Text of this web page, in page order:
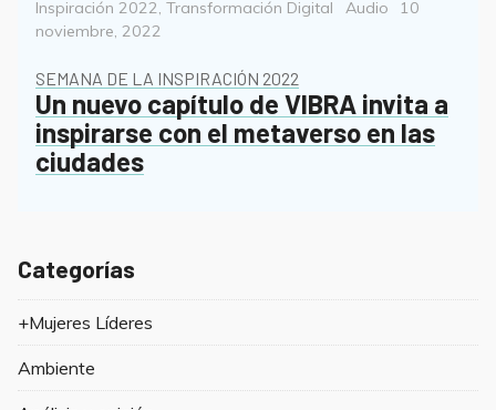
Categorías
Inspiración 2022, Transformación Digital Format
Audio
Posted
10
noviembre, 2022
SEMANA DE LA INSPIRACIÓN 2022
Un nuevo capítulo de VIBRA invita a
inspirarse con el metaverso en las
ciudades
Categorías
+Mujeres Líderes
Ambiente